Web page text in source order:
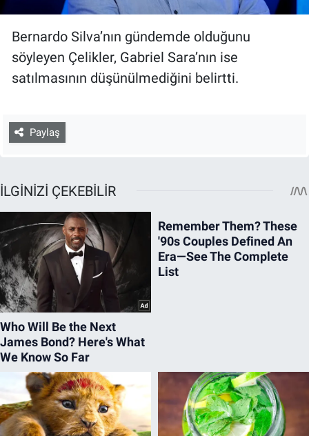
Bernardo Silva’nın gündemde olduğunu
söyleyen Çelikler, Gabriel Sara’nın ise
satılmasının düşünülmediğini belirtti.
Paylaş